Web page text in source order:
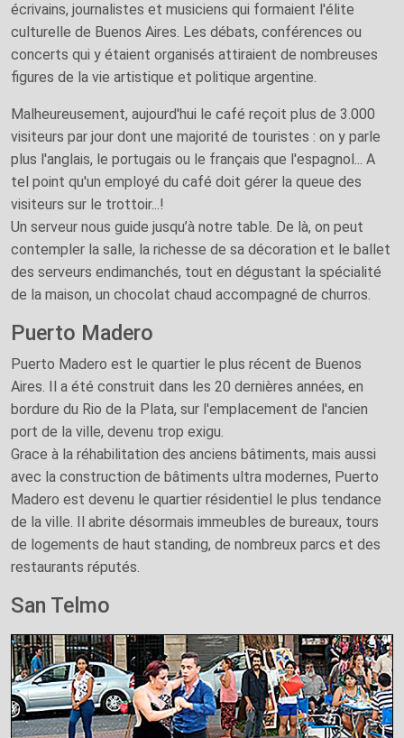
écrivains, journalistes et musiciens qui formaient l'élite
culturelle de Buenos Aires. Les débats, conférences ou
concerts qui y étaient organisés attiraient de nombreuses
figures de la vie artistique et politique argentine.
Malheureusement, aujourd'hui le café reçoit plus de 3.000
visiteurs par jour dont une majorité de touristes : on y parle
plus l'anglais, le portugais ou le français que l'espagnol... A
tel point qu'un employé du café doit gérer la queue des
visiteurs sur le trottoir...!
Un serveur nous guide jusqu’à notre table. De là, on peut
contempler la salle, la richesse de sa décoration et le ballet
des serveurs endimanchés, tout en dégustant la spécialité
de la maison, un chocolat chaud accompagné de churros.
Puerto Madero
Puerto Madero est le quartier le plus récent de Buenos
Aires. Il a été construit dans les 20 dernières années, en
bordure du Rio de la Plata, sur l'emplacement de l'ancien
port de la ville, devenu trop exigu.
Grace à la réhabilitation des anciens bâtiments, mais aussi
avec la construction de bâtiments ultra modernes, Puerto
Madero est devenu le quartier résidentiel le plus tendance
de la ville. Il abrite désormais immeubles de bureaux, tours
de logements de haut standing, de nombreux parcs et des
restaurants réputés.
San Telmo